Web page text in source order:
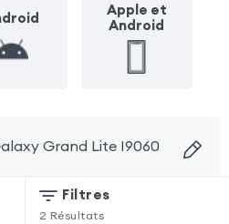
Apple et
Android
Grand Lite I9060
Filtres
2 Résultats